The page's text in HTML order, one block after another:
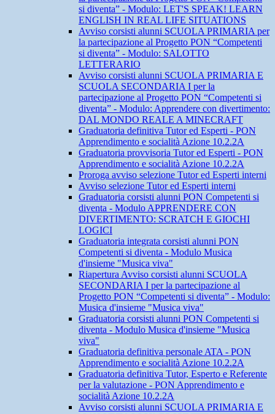
si diventa” - Modulo: LET'S SPEAK! LEARN
ENGLISH IN REAL LIFE SITUATIONS
Avviso corsisti alunni SCUOLA PRIMARIA per
la partecipazione al Progetto PON “Competenti
si diventa” - Modulo: SALOTTO
LETTERARIO
Avviso corsisti alunni SCUOLA PRIMARIA E
SCUOLA SECONDARIA I per la
partecipazione al Progetto PON “Competenti si
diventa” - Modulo: Apprendere con divertimento:
DAL MONDO REALE A MINECRAFT
Graduatoria definitiva Tutor ed Esperti - PON
Apprendimento e socialità Azione 10.2.2A
Graduatoria provvisoria Tutor ed Esperti - PON
Apprendimento e socialità Azione 10.2.2A
Proroga avviso selezione Tutor ed Esperti interni
Avviso selezione Tutor ed Esperti interni
Graduatoria corsisti alunni PON Competenti si
diventa - Modulo APPRENDERE CON
DIVERTIMENTO: SCRATCH E GIOCHI
LOGICI
Graduatoria integrata corsisti alunni PON
Competenti si diventa - Modulo Musica
d'insieme "Musica viva"
Riapertura Avviso corsisti alunni SCUOLA
SECONDARIA I per la partecipazione al
Progetto PON “Competenti si diventa” - Modulo:
Musica d'insieme "Musica viva"
Graduatoria corsisti alunni PON Competenti si
diventa - Modulo Musica d'insieme "Musica
viva"
Graduatoria definitiva personale ATA - PON
Apprendimento e socialità Azione 10.2.2A
Graduatoria definitiva Tutor, Esperto e Referente
per la valutazione - PON Apprendimento e
socialità Azione 10.2.2A
Avviso corsisti alunni SCUOLA PRIMARIA E